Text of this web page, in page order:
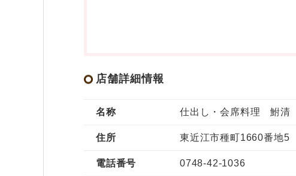
店舗詳細情報
名称 仕出し・会席料理 鮒清
住所 東近江市種町1660番地5
電話番号 0748-42-1036